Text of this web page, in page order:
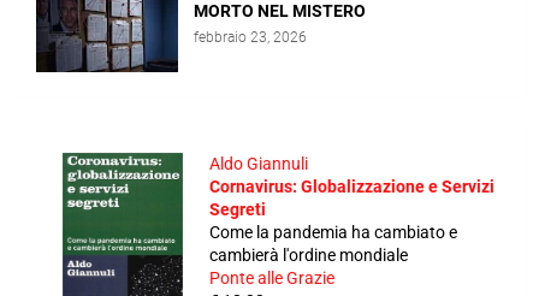
MORTO NEL MISTERO
febbraio 23, 2026
Aldo Giannuli
Cornavirus: Globalizzazione e Servizi
Segreti
Come la pandemia ha cambiato e
cambierà l'ordine mondiale
Ponte alle Grazie